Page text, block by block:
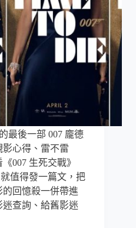
最後一部 007 龐德
心得、雷不雷
007 生死交戰》
值得發一篇文，把
的回憶殺一併帶進
查詢、給舊影迷